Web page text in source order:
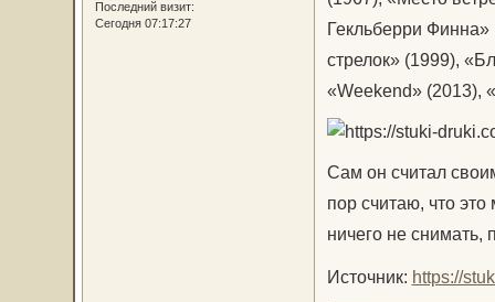
Последний визит:
Сегодня 07:17:27
Гекльберри
стрелок» (1999),
«Weekend» (2013),
Сам он считал
пор считаю, что
ничего не снимать,
Источник: https://